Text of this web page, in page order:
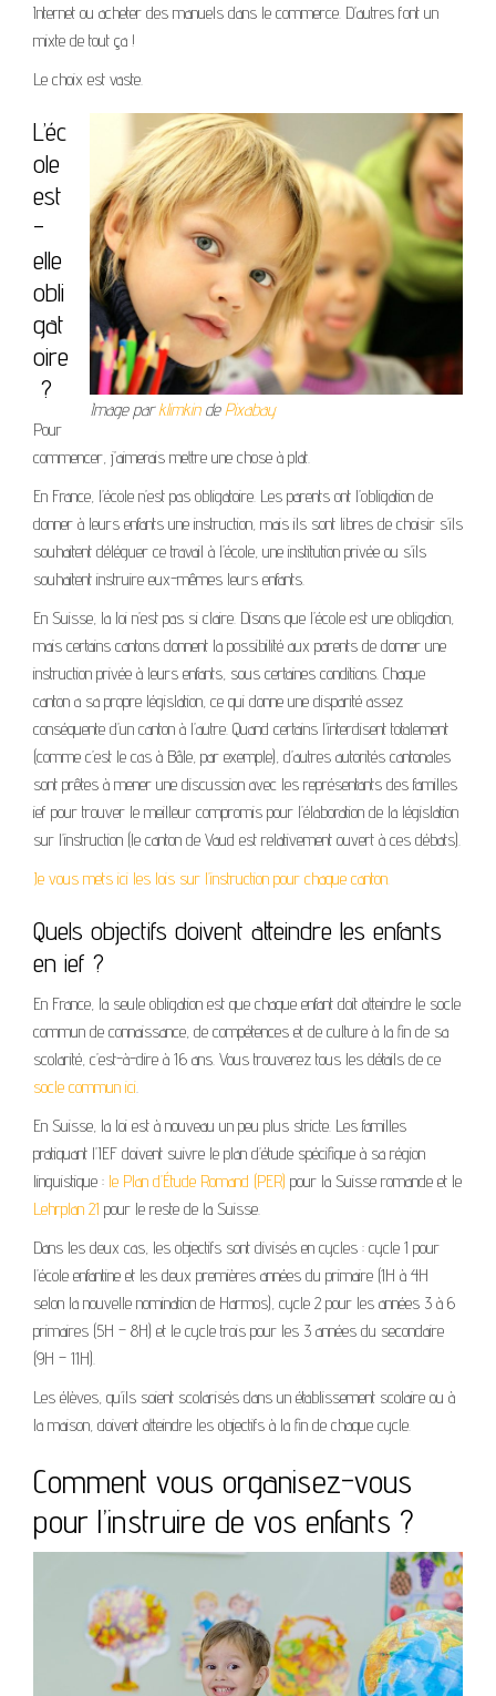
Internet ou acheter des manuels dans le commerce. D’autres font un
mixte de tout ça !
Le choix est vaste.
Image parklimkinde Pixabay
L’éc
ole
est
-
elle
obli
gat
oire
?
Pour
commencer, j’aimerais mettre une chose à plat.
En France, l’école n’est pas obligatoire. Les parents ont l’obligation de
donner à leurs enfants une instruction, mais ils sont libres de choisir s’ils
souhaitent déléguer ce travail à l’école, une institution privée ou s’ils
souhaitent instruire eux-mêmes leurs enfants.
En Suisse, la loi n’est pas si claire. Disons que l’école est une obligation,
mais certains cantons donnent la possibilité aux parents de donner une
instruction privée à leurs enfants, sous certaines conditions. Chaque
canton a sa propre législation, ce qui donne une disparité assez
conséquente d’un canton à l’autre. Quand certains l’interdisent totalement
(comme c’est le cas à Bâle, par exemple), d’autres autorités cantonales
sont prêtes à mener une discussion avec les représentants des familles
ief pour trouver le meilleur compromis pour l’élaboration de la législation
sur l’instruction (le canton de Vaud est relativement ouvert à ces débats).
Je vous mets ici les lois sur l’instruction pour chaque canton.
Quels objectifs doivent atteindre les enfants
en ief ?
En France, la seule obligation est que chaque enfant doit atteindre le socle
commun de connaissance, de compétences et de culture à la fin de sa
scolarité, c’est-à-dire à 16 ans. Vous trouverez tous les détails de ce
socle commun ici
En Suisse, la loi est à nouveau un peu plus stricte. Les familles
pratiquant l’IEF doivent suivre le plan d’étude spécifique à sa région
linguistique : le Plan d’Étude Romand (PER) pour la Suisse romande et le
Lehrplan 21 pour le reste de la Suisse.
Dans les deux cas, les objectifs sont divisés en cycles : cycle 1 pour
l’école enfantine et les deux premières années du primaire (1H à 4H
selon la nouvelle nomination de Harmos), cycle 2 pour les années 3 à 6
primaires (5H – 8H) et le cycle trois pour les 3 années du secondaire
(9H – 11H).
Les élèves, qu’ils soient scolarisés dans un établissement scolaire ou à
la maison, doivent atteindre les objectifs à la fin de chaque cycle.
Comment vous organisez-vous
pour l’instruire de vos enfants ?